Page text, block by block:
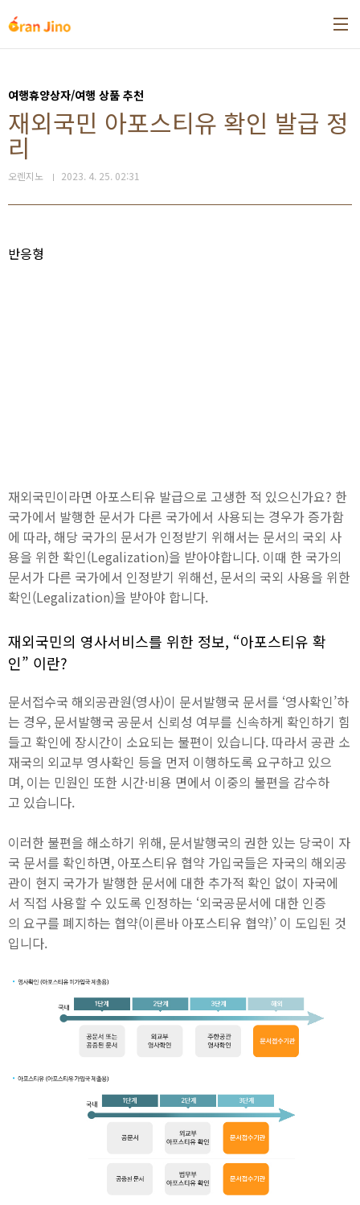
여행휴양상자/여행 상품 추천
재외국민 아포스티유 확인 발급 정
리
오렌지노 2023. 4. 25. 02:31
반응형
재외국민이라면 아포스티유 발급으로 고생한 적 있으신가요? 한
국가에서 발행한 문서가 다른 국가에서 사용되는 경우가 증가함
에 따라, 해당 국가의 문서가 인정받기 위해서는 문서의 국외 사
용을 위한 확인(Legalization)을 받아야합니다. 이때 한 국가의
문서가 다른 국가에서 인정받기 위해선, 문서의 국외 사용을 위한
확인(Legalization)을 받아야 합니다.
재외국민의 영사서비스를 위한 정보, “아포스티유 확
인” 이란?
문서접수국 해외공관원(영사)이 문서발행국 문서를 ‘영사확인’하
는 경우, 문서발행국 공문서 신뢰성 여부를 신속하게 확인하기 힘
들고 확인에 장시간이 소요되는 불편이 있습니다. 따라서 공관 소
재국의 외교부 영사확인 등을 먼저 이행하도록 요구하고 있으
며, 이는 민원인 또한 시간·비용 면에서 이중의 불편을 감수하
고 있습니다.
이러한 불편을 해소하기 위해, 문서발행국의 권한 있는 당국이 자
국 문서를 확인하면, 아포스티유 협약 가입국들은 자국의 해외공
관이 현지 국가가 발행한 문서에 대한 추가적 확인 없이 자국에
서 직접 사용할 수 있도록 인정하는 ‘외국공문서에 대한 인증
의 요구를 폐지하는 협약(이른바 아포스티유 협약)’ 이 도입된 것
입니다.